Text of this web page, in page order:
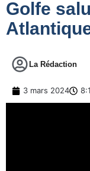
Golfe
La Rédaction
3 mars 2024